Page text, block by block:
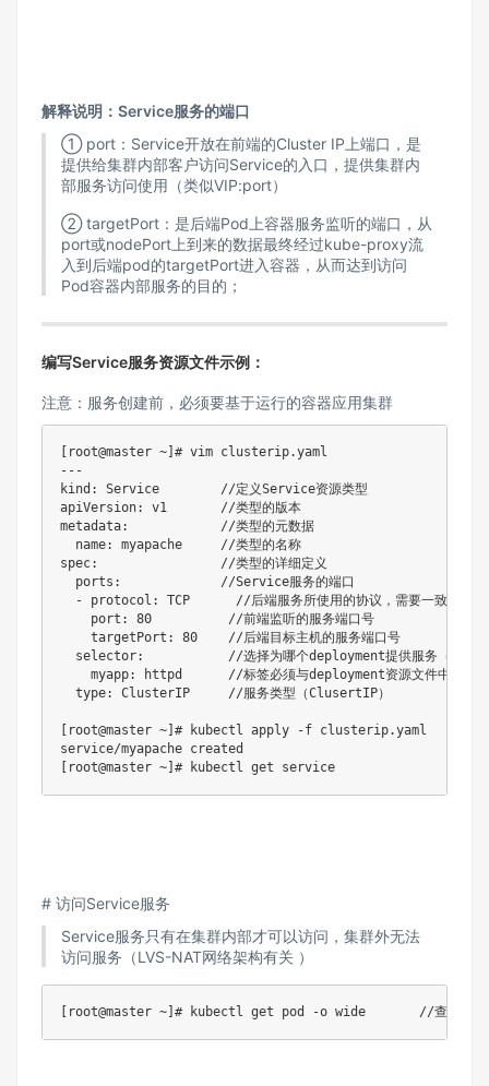
解释说明：Service服务的端口
① port：Service开放在前端的Cluster IP上端口，是
提供给集群内部客户访问Service的入口，提供集群内
部服务访问使用（类似VIP:port）
② targetPort：是后端Pod上容器服务监听的端口，从
port或nodePort上到来的数据最终经过kube-proxy流
入到后端pod的targetPort进入容器，从而达到访问
Pod容器内部服务的目的；
编写Service服务资源文件示例：
注意：服务创建前，必须要基于运行的容器应用集群
[root@master ~]# vim clusterip.yaml
---
kind: Service        //定义Service资源类型
apiVersion: v1       //类型的版本
metadata:            //类型的元数据
name: myapache     //类型的名称
spec:                //类型的详细定义
ports:             //Service服务的端口
- protocol: TCP      //后端服务所使用的协议，需要一致
port: 80          //前端监听的服务端口号
targetPort: 80    //后端目标主机的服务端口号
selector:           //选择为哪个deployment提供服务（后端）
myapp: httpd      //标签必须与deployment资源文件中一致（
type: ClusterIP     //服务类型（ClusertIP）
[root@master ~]# kubectl apply -f clusterip.yaml
service/myapache created
[root@master ~]# kubectl get service
# 访问Service服务
Service服务只有在集群内部才可以访问，集群外无法
访问服务（LVS-NAT网络架构有关 ）
[root@master ~]# kubectl get pod -o wide       //查看集群